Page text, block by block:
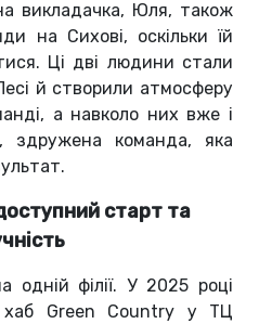
викладачка, Юля, також
на Сихові, оскільки їй
Ці дві людини стали
й створили атмосферу
а навколо них вже і
здружена команда, яка
старт та
філії. У 2025 році
хаб Green Country у ТЦ